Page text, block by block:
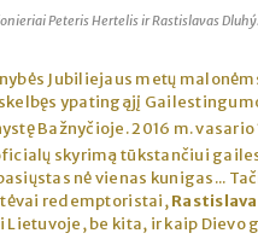
Peteris Hertelis ir Rastislavas
Jubiliejaus metų
ypatingąjį
Bažnyčioje. 2016 m.
skyrimą tūkstančiui
nė vienas kunigas...
redemptoristai,
Lietuvoje, be kita, ir kaip